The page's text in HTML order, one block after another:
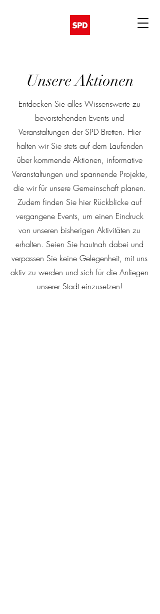
Unsere Aktionen
Entdecken Sie alles Wissenswerte zu
bevorstehenden Events und
Veranstaltungen der SPD Bretten. Hier
halten wir Sie stets auf dem Laufenden
über kommende Aktionen, informative
Veranstaltungen und spannende Projekte,
die wir für unsere Gemeinschaft planen.
Zudem finden Sie hier Rückblicke auf
vergangene Events, um einen Eindruck
von unseren bisherigen Aktivitäten zu
erhalten. Seien Sie hautnah dabei und
verpassen Sie keine Gelegenheit, mit uns
aktiv zu werden und sich für die Anliegen
unserer Stadt einzusetzen!